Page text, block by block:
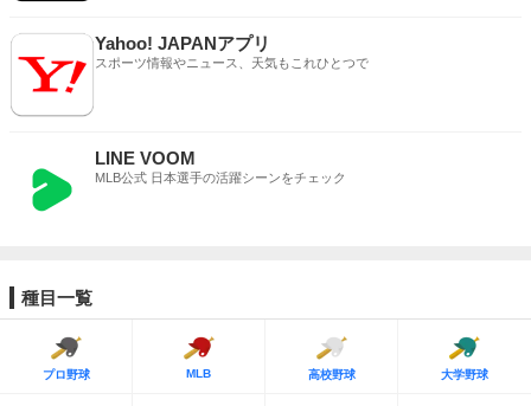
Yahoo! JAPANアプリ
スポーツ情報やニュース、天気もこれひとつで
LINE VOOM
MLB公式 日本選手の活躍シーンをチェック
種目一覧
プロ野球 MLB 高校野球 大学野球